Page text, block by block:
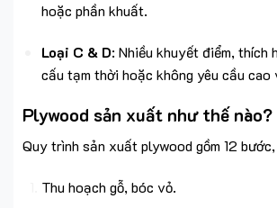
hoặc phần khuất.
Loại C & D: Nhiều khuyết điểm, thích
cấu tạm thời hoặc không yêu cầu cao
Plywood sản xuất như thế nào?
Quy trình sản xuất plywood gồm 12
Thu hoạch gỗ, bóc vỏ.